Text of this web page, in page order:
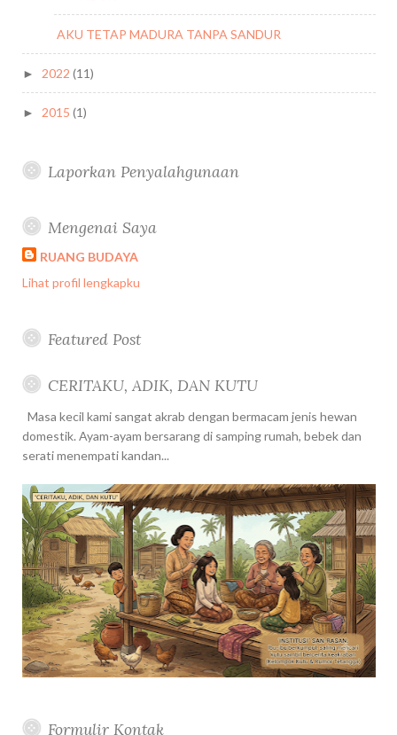
AKU TETAP MADURA TANPA SANDUR
► 2022 (11)
► 2015 (1)
Laporkan Penyalahgunaan
Mengenai Saya
RUANG BUDAYA
Lihat profil lengkapku
Featured Post
CERITAKU, ADIK, DAN KUTU
Masa kecil kami sangat akrab dengan bermacam jenis hewan
domestik. Ayam-ayam bersarang di samping rumah, bebek dan
serati menempati kandan...
Formulir Kontak